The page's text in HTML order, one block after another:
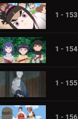
1 - 153
1 - 154
1 - 155
1 - 156